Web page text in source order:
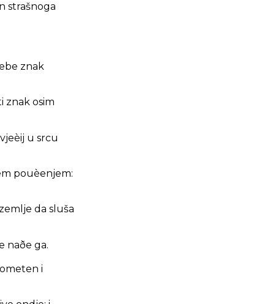
strašnoga
znak
znak osim
u srcu
pouèenjem:
da sluša
naðe ga.
i